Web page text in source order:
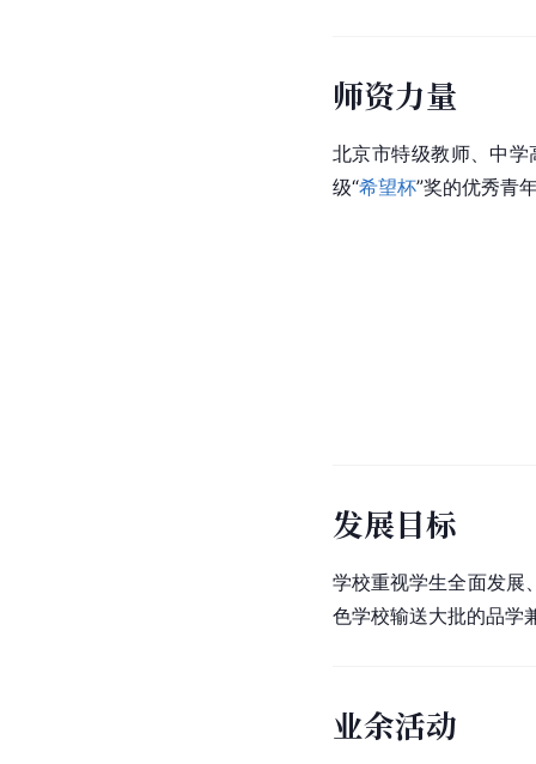
师资力量
北京市特级教师、中学
级“希望杯”奖的优秀青
发展目标
学校重视学生全面发展
色学校输送大批的品学
业余活动